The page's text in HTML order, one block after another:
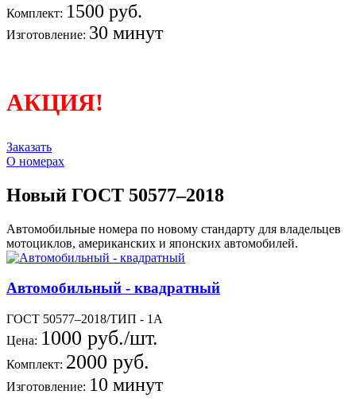
Комплект: 1500 руб.
Изготовление: 30 минут
АКЦИЯ!
Заказать
О номерах
Новый ГОСТ 50577–2018
Автомобильные номера по новому стандарту для владельцев
мотоциклов, американских и японских автомобилей.
Автомобильный - квадратный
ГОСТ 50577–2018/ТИП - 1А
Цена: 1000 руб./шт.
Комплект: 2000 руб.
Изготовление: 10 минут